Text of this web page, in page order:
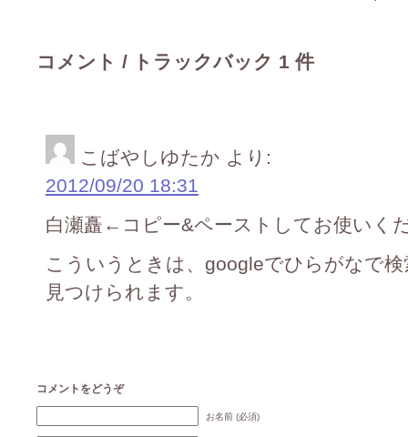
コメント / トラックバック 1 件
こばやしゆたか より:
2012/09/20 18:31
白瀬矗←コピー&ペーストしてお使いく
こういうときは、googleでひらがなで
見つけられます。
コメントをどうぞ
お名前 (必須)